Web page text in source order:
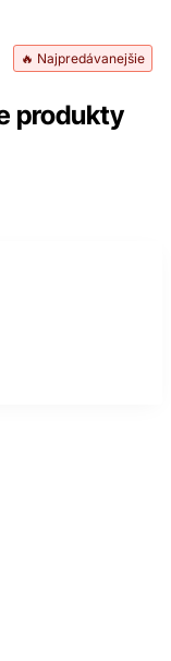
🔥 Najpredávanejšie
produkty